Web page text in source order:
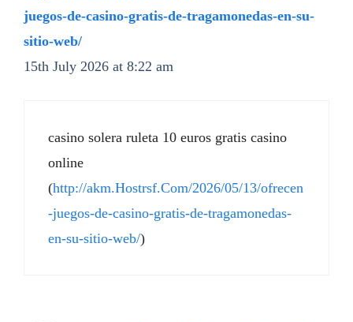
juegos-de-casino-gratis-de-tragamonedas-en-su-
sitio-web/
15th July 2026 at 8:22 am
casino solera ruleta 10 euros gratis casino
online
(http://akm.Hostrsf.Com/2026/05/13/ofrecen
-juegos-de-casino-gratis-de-tragamonedas-
en-su-sitio-web/)